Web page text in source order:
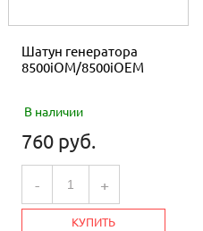
Шатун генератора
8500iOM/8500iOEM
В наличии
760 руб.
- +
КУПИТЬ